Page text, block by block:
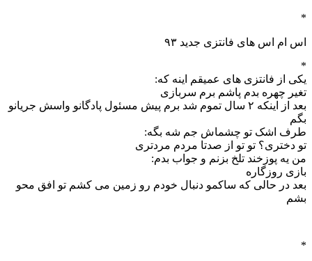
*
اس ام اس های فانتزی جدید ۹۳
*
یکی از فانتزی های عمیقم اینه که:
تغیر چهره بدم پاشم برم سربازی
بعد از اینکه ۲ سال تموم شد برم پیش مسئول پادگانو واسش جریانو
بگم
طرف اشک تو چشماش جم شه بگه:
تو دختری؟ تو تو از صدتا مردم مردتری
من یه پوزخند تلخ بزنم و جواب بدم:
بازی روزگاره
بعد در حالی که ساکمو دنبال خودم رو زمین می کشم تو افق محو
بشم
*